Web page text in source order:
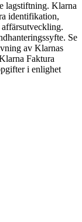
lagstiftning. Klarna
identifikation,
Se
av Klarnas
Faktura
i enlighet